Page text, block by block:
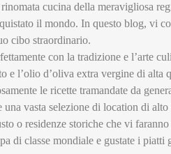
cucina della meravigliosa
il mondo. In questo blog, vi
cibo straordinario.
con la tradizione e l’arte
e l’olio d’oliva extra vergine di alta
le ricette tramandate da
vasta selezione di location di
o residenze storiche che vi
di classe mondiale e gustate i